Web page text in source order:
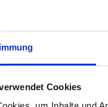
Cookies